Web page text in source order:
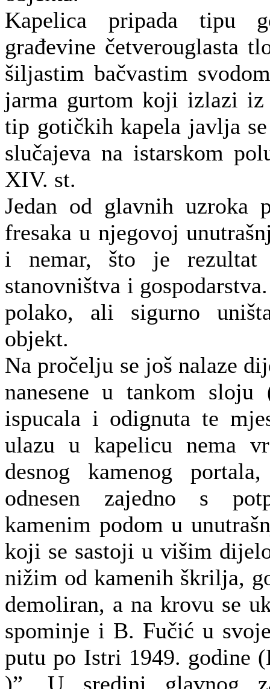
Kapelica pripada tipu
građevine četverouglasta
šiljastim bačvastim
jarma gurtom koji izlazi iz
tip gotičkih kapela javlja
slučajeva na istarskom
XIV. st.
Jedan od glavnih uzroka
fresaka u njegovoj
i nemar, što je rezultat
stanovništva i
polako, ali sigurno
objekt.
Na pročelju se još nalaze
nanesene u tankom
ispucala i odignuta te
ulazu u kapelicu nema
desnog kamenog
odnesen zajedno s
kamenim podom u
koji se sastoji u višim
nižim od kamenih škrilja,
demoliran, a na krovu se
spominje i B. Fučić u
putu po Istri 1949. godine
)”. U sredini glavnog